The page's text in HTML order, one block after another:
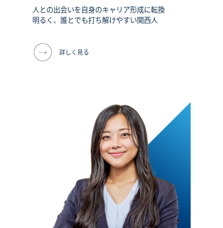
人との出会いを自身のキャリア形成に転換
明るく、誰とでも打ち解けやすい関西人
詳しく見る